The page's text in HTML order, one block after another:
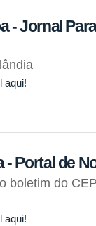
- Jornal
aqui!
- Portal de
boletim do
aqui!